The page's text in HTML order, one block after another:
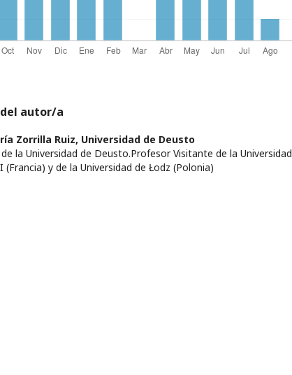
autor/a
Zorrilla Ruiz, Universidad de Deusto
la Universidad de Deusto.Profesor Visitante de la Universidad
(Francia) y de la Universidad de Łodz (Polonia)